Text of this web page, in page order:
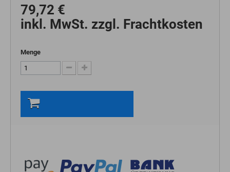
79,72 €
inkl. MwSt. zzgl. Frachtkosten
Menge